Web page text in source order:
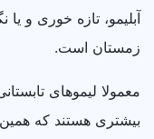
آبلیمو، تازه خوری و یا
زمستان است.
معمولا لیموهای
بیشتری هستند که